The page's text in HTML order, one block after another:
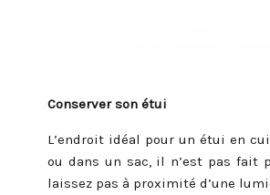
Conserver son étui
L’endroit idéal pour un étui en
ou dans un sac, il n’est pas fait
laissez pas à proximité d’une